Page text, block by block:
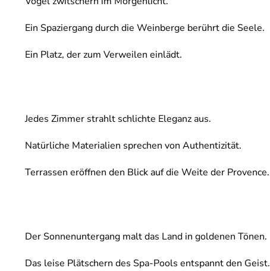
Ein Spaziergang durch die Weinberge berührt die Seele.
Ein Platz, der zum Verweilen einlädt.
Jedes Zimmer strahlt schlichte Eleganz aus.
Natürliche Materialien sprechen von Authentizität.
Terrassen eröffnen den Blick auf die Weite der Provence.
Der Sonnenuntergang malt das Land in goldenen Tönen.
Das leise Plätschern des Spa-Pools entspannt den Geist.